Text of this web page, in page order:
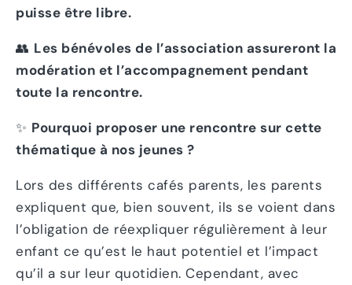
puisse être libre.
👥 Les bénévoles de l’association assureront la
modération et l’accompagnement pendant
toute la rencontre.
✨ Pourquoi proposer une rencontre sur cette
thématique à nos jeunes ?
Lors des différents cafés parents, les parents
expliquent que, bien souvent, ils se voient dans
l’obligation de réexpliquer régulièrement à leur
enfant ce qu’est le haut potentiel et l’impact
qu’il a sur leur quotidien. Cependant, avec